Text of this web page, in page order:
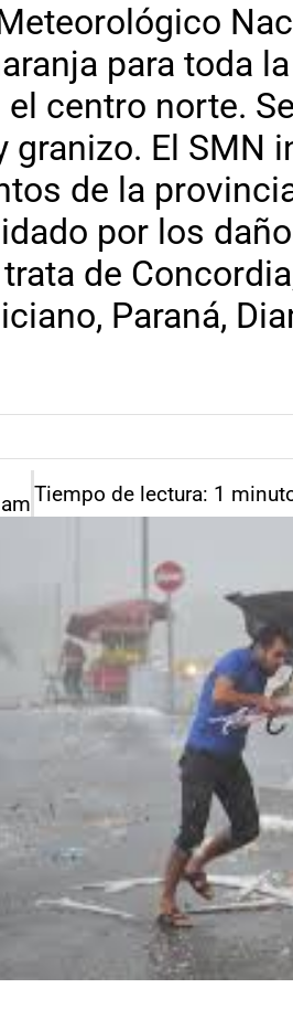
para toda
centro norte.
granizo. El SMN
de la
por los
de
Paraná,
Tiempo de lectura: 1